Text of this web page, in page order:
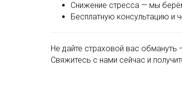
Снижение стресса — мы
Бесплатную консультацию и
Не дайте страховой вас
Свяжитесь с нами сейчас и